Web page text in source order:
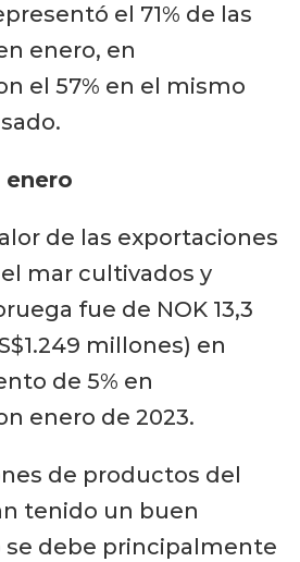
el 71% de las
enero, en
el 57% en el mismo
enero
de las exportaciones
mar cultivados y
fue de NOK 13,3
millones) en
de 5% en
enero de 2023.
de productos del
tenido un buen
se debe principalmente